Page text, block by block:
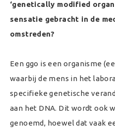
‘genetically modified
sensatie gebracht in de
omstreden?
Een ggo is een organisme
waarbij de mens in het
specifieke genetische
aan het DNA. Dit wordt ook
genoemd, hoewel dat vaak